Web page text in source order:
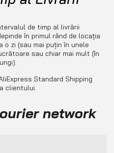
de timp al livrării
în primul rând de locația
o zi (sau mai puțin în unele
sau chiar mai mult (în
Standard Shipping
clientului.
network